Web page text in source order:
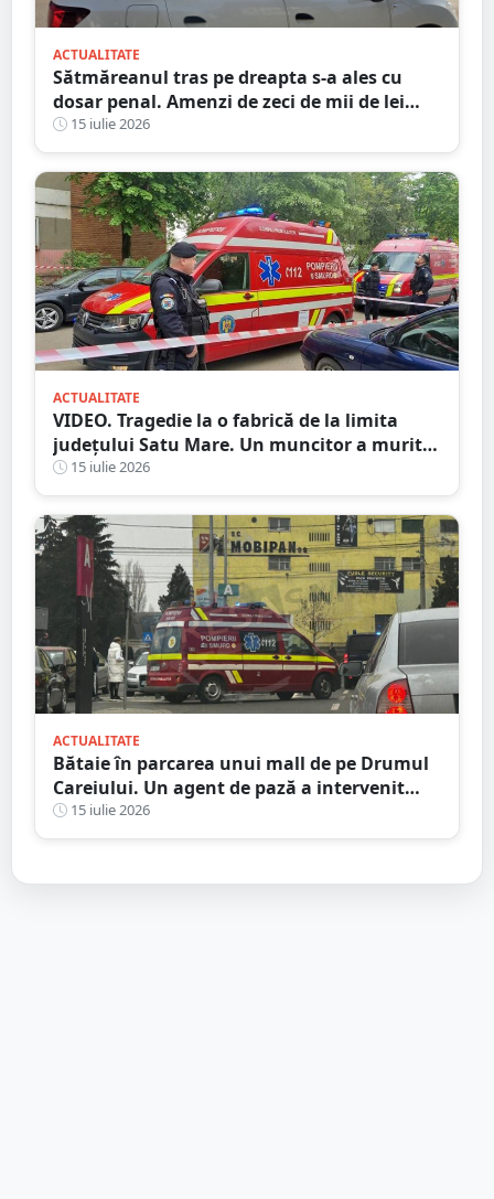
ACTUALITATE
Sătmăreanul tras pe dreapta s-a ales cu
dosar penal. Amenzi de zeci de mii de lei
date ieri de polițiști
15 iulie 2026
ACTUALITATE
VIDEO. Tragedie la o fabrică de la limita
județului Satu Mare. Un muncitor a murit
după ce o bucată de lemn i-a străpuns
abdomenul
15 iulie 2026
ACTUALITATE
Bătaie în parcarea unui mall de pe Drumul
Careiului. Un agent de pază a intervenit
salvator
15 iulie 2026